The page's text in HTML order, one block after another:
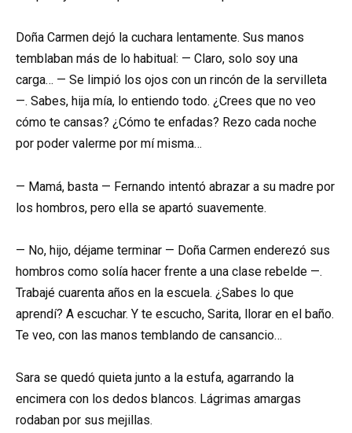
Doña Carmen dejó la cuchara lentamente. Sus manos
temblaban más de lo habitual: — Claro, solo soy una
carga… — Se limpió los ojos con un rincón de la servilleta
—. Sabes, hija mía, lo entiendo todo. ¿Crees que no veo
cómo te cansas? ¿Cómo te enfadas? Rezo cada noche
por poder valerme por mí misma…
— Mamá, basta — Fernando intentó abrazar a su madre por
los hombros, pero ella se apartó suavemente.
— No, hijo, déjame terminar — Doña Carmen enderezó sus
hombros como solía hacer frente a una clase rebelde —.
Trabajé cuarenta años en la escuela. ¿Sabes lo que
aprendí? A escuchar. Y te escucho, Sarita, llorar en el baño.
Te veo, con las manos temblando de cansancio…
Sara se quedó quieta junto a la estufa, agarrando la
encimera con los dedos blancos. Lágrimas amargas
rodaban por sus mejillas.